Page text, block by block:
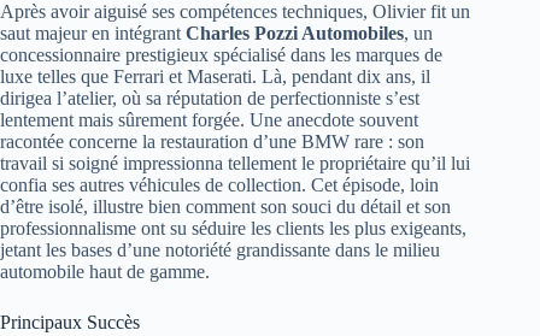
Après avoir aiguisé ses compétences techniques, Olivier fit un
saut majeur en intégrant Charles Pozzi Automobiles, un
concessionnaire prestigieux spécialisé dans les marques de
luxe telles que Ferrari et Maserati. Là, pendant dix ans, il
dirigea l’atelier, où sa réputation de perfectionniste s’est
lentement mais sûrement forgée. Une anecdote souvent
racontée concerne la restauration d’une BMW rare : son
travail si soigné impressionna tellement le propriétaire qu’il lui
confia ses autres véhicules de collection. Cet épisode, loin
d’être isolé, illustre bien comment son souci du détail et son
professionnalisme ont su séduire les clients les plus exigeants,
jetant les bases d’une notoriété grandissante dans le milieu
automobile haut de gamme.
Principaux Succès